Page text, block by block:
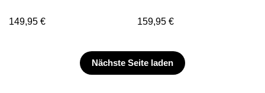
149,95 € 159,95€
Nächste Seite laden